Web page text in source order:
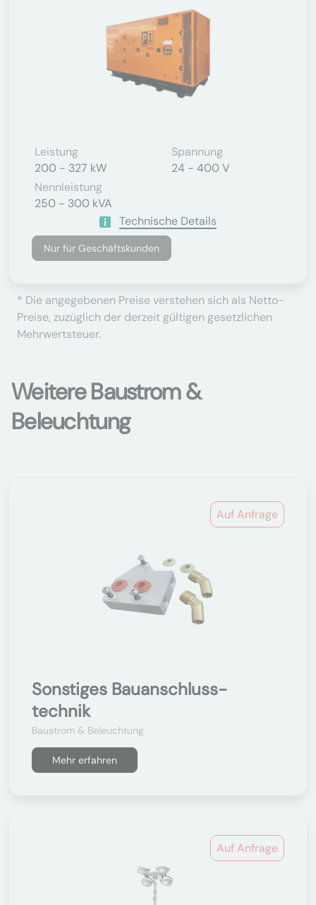
Leistung
200 - 327 kW
Spannung
24 - 400 V
Nennleistung
250 - 300 kVA
Technische Details
Nur für Geschäftskunden
* Die angegebenen Preise verstehen sich als Netto-
Preise, zuzüglich der derzeit gültigen gesetzlichen
Mehrwertsteuer.
Weitere Baustrom &
Beleuchtung
Auf Anfrage
Sonstiges Bauanschluss-
technik
Baustrom & Beleuchtung
Mehr erfahren
Auf Anfrage